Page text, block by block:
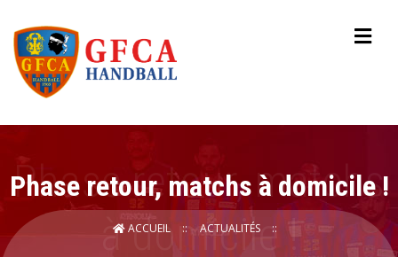
Phase retour, matchs à domicile !
ACCUEIL ACTUALITÉS